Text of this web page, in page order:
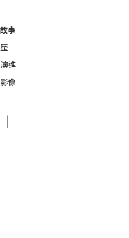
事
進
像